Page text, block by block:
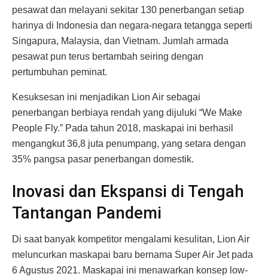
pesawat dan melayani sekitar 130 penerbangan setiap
harinya di Indonesia dan negara-negara tetangga seperti
Singapura, Malaysia, dan Vietnam. Jumlah armada
pesawat pun terus bertambah seiring dengan
pertumbuhan peminat.
Kesuksesan ini menjadikan Lion Air sebagai
penerbangan berbiaya rendah yang dijuluki “We Make
People Fly.” Pada tahun 2018, maskapai ini berhasil
mengangkut 36,8 juta penumpang, yang setara dengan
35% pangsa pasar penerbangan domestik.
Inovasi dan Ekspansi di Tengah
Tantangan Pandemi
Di saat banyak kompetitor mengalami kesulitan, Lion Air
meluncurkan maskapai baru bernama Super Air Jet pada
6 Agustus 2021. Maskapai ini menawarkan konsep low-